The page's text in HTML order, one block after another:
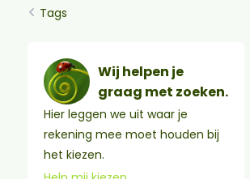
Tags
Wij helpen je
graag met zoeken.
Hier leggen we uit waar je
rekening mee moet houden bij
het kiezen.